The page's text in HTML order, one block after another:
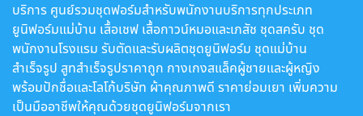
บริการ ศูนย์รวมชุดฟอร์มสำหรับพนักงานบริการทุกประเภท
ยูนิฟอร์มแม่บ้าน เสื้อเชฟ เสื้อกาวน์หมอและเภสัช ชุดสครับ ชุด
พนักงานโรงแรม รับตัดและรับผลิตชุดยูนิฟอร์ม ชุดแม่บ้าน
สำเร็จรูป สูทสำเร็จรูปราคาถูก กางเกงสแล็คผู้ชายและผู้หญิง
พร้อมปักชื่อและโลโก้บริษัท ผ้าคุณภาพดี ราคาย่อมเยา เพิ่มความ
เป็นมืออาชีพให้คุณด้วยชุดยูนิฟอร์มจากเรา